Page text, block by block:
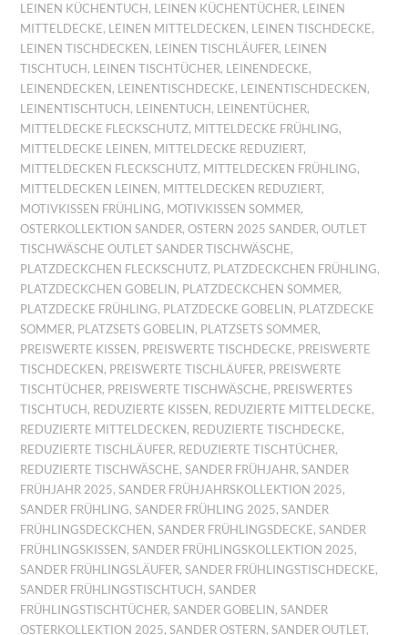
LEINEN KÜCHENTUCH , LEINEN KÜCHENTÜCHER,
LEINEN
MITTELDECKE, LEINEN MITTELDECKEN , LEINEN TISCHDECKE,
LEINEN TISCHDECKEN , LEINEN TISCHLÄUFER,
LEINEN
TISCHTUCH , LEINEN TISCHTÜCHER, LEINENDECKE,
LEINENDECKEN , LEINENTISCHDECKE, LEINENTISCHDECKEN ,
LEINENTISCHTUCH , LEINENTUCH , LEINENTÜCHER,
MITTELDECKE FLECKSCHUTZ, MITTELDECKE FRÜHLING,
MITTELDECKE LEINEN , MITTELDECKE REDUZIERT,
MITTELDECKEN FLECKSCHUTZ, MITTELDECKEN FRÜHLING,
MITTELDECKEN LEINEN , MITTELDECKEN REDUZIERT,
MOTIVKISSEN FRÜHLING, MOTIVKISSEN SOMMER,
OSTERKOLLEKTION SANDER,OSTERN 2025 SANDER,OUTLET
TISCHWÄSCHE OUTLET SANDER TISCHWÄSCHE,
PLATZDECKCHEN FLECKSCHUTZ, PLATZDECKCHEN FRÜHLING,
PLATZDECKCHEN GOBELIN , PLATZDECKCHEN SOMMER,
PLATZDECKE FRÜHLING, PLATZDECKE GOBELIN , PLATZDECKE
SOMMER, PLATZSETS GOBELIN , PLATZSETS SOMMER,
PREISWERTE KISSEN , PREISWERTE TISCHDECKE, PREISWERTE
TISCHDECKEN , PREISWERTE TISCHLÄUFER, PREISWERTE
TISCHTÜCHER, PREISWERTE TISCHWÄSCHE, PREISWERTES
TISCHTUCH , REDUZIERTE KISSEN , REDUZIERTE MITTELDECKE,
REDUZIERTE MITTELDECKEN , REDUZIERTE TISCHDECKE,
REDUZIERTE TISCHLÄUFER, REDUZIERTE TISCHTÜCHER,
REDUZIERTE TISCHWÄSCHE,SANDER FRÜHJAHR,SANDER
FRÜHJAHR 2025,SANDER FRÜHJAHRSKOLLEKTION 2025,
SANDER FRÜHLING,SANDER FRÜHLING 2025,SANDER
FRÜHLINGSDECKCHEN ,SANDER FRÜHLINGSDECKE,SANDER
FRÜHLINGSKISSEN ,SANDER FRÜHLINGSKOLLEKTION 2025,
SANDER FRÜHLINGSLÄUFER,SANDER FRÜHLINGSTISCHDECKE,
SANDER FRÜHLINGSTISCHTUCH ,SANDER
FRÜHLINGSTISCHTÜCHER,SANDER GOBELIN ,SANDER
OSTERKOLLEKTION 2025,SANDER OSTERN ,SANDER OUTLET,